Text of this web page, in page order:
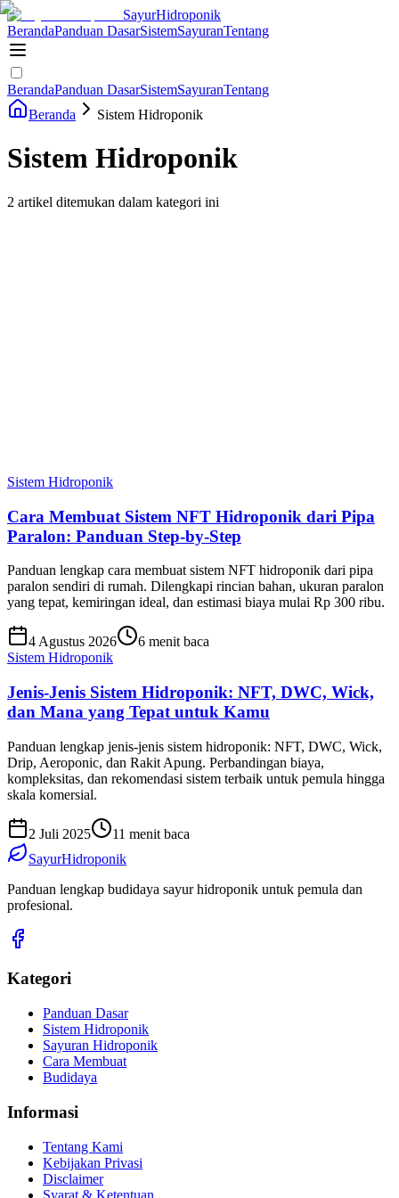
SayurHidroponik
BerandaPanduan DasarSistemSayuranTentang
BerandaPanduan DasarSistemSayuranTentang
Beranda
Sistem Hidroponik
Sistem Hidroponik
2 artikel ditemukan dalam kategori ini
Sistem Hidroponik
Cara Membuat Sistem NFT Hidroponik dari Pipa
Paralon: Panduan Step-by-Step
Panduan lengkap cara membuat sistem NFT hidroponik dari pipa
paralon sendiri di rumah. Dilengkapi rincian bahan, ukuran paralon
yang tepat, kemiringan ideal, dan estimasi biaya mulai Rp 300 ribu.
4 Agustus 2026
6 menit baca
Sistem Hidroponik
Jenis-Jenis Sistem Hidroponik: NFT, DWC, Wick,
dan Mana yang Tepat untuk Kamu
Panduan lengkap jenis-jenis sistem hidroponik: NFT, DWC, Wick,
Drip, Aeroponic, dan Rakit Apung. Perbandingan biaya,
kompleksitas, dan rekomendasi sistem terbaik untuk pemula hingga
skala komersial.
2 Juli 2025
11 menit baca
SayurHidroponik
Panduan lengkap budidaya sayur hidroponik untuk pemula dan
profesional.
Kategori
Panduan Dasar
Sistem Hidroponik
Sayuran Hidroponik
Cara Membuat
Budidaya
Informasi
Tentang Kami
Kebijakan Privasi
Disclaimer
Syarat & Ketentuan